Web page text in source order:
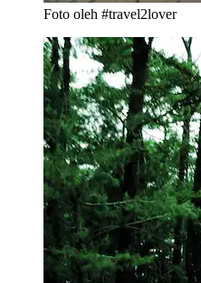
Foto oleh #travel2lover